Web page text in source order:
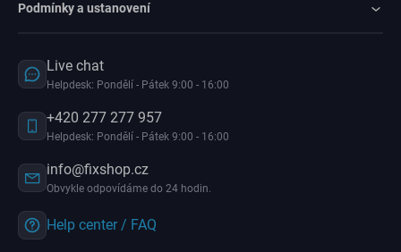
Podmínky a ustanovení
Live chat
Helpdesk: Pondělí - Pátek 9:00 - 16:00
+420 277 277 957
Helpdesk: Pondělí - Pátek 9:00 - 16:00
info@fixshop.cz
Obvykle odpovídáme do 24 hodin.
Help center / FAQ